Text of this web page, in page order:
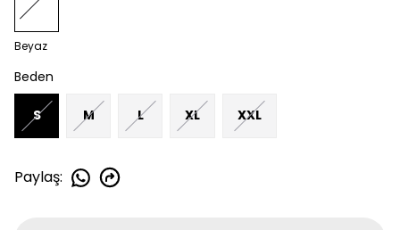
Beyaz
Beden
S M L XL XXL
Paylaş: